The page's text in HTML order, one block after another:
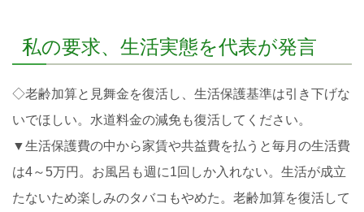
私の要求、生活実態を代表が発言
◇老齢加算と見舞金を復活し、生活保護基準は引き下げな
いでほしい。水道料金の減免も復活してください。
▼生活保護費の中から家賃や共益費を払うと毎月の生活費
は4～5万円。お風呂も週に1回しか入れない。生活が成立
たないため楽しみのタバコもやめた。老齢加算を復活して